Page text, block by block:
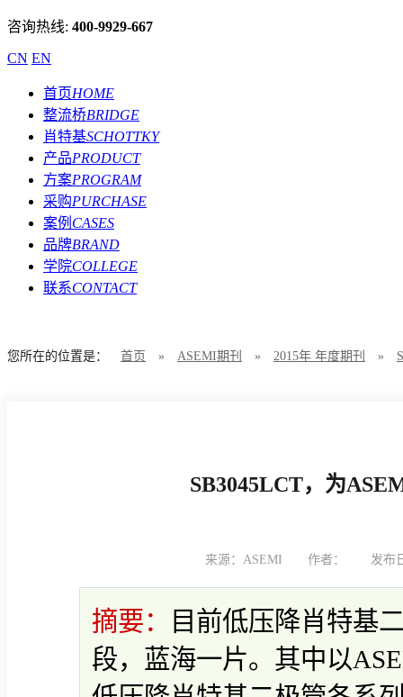
咨询热线: 400-9929-667
CN EN
首页HOME
整流桥BRIDGE
肖特基SCHOTTKY
产品PRODUCT
方案PROGRAM
采购PURCHASE
案例 CASES
品牌BRAND
学院COLLEGE
联系CONTACT
您所在的位置是： 首页 » ASEMI期刊 » 2015年 年度期刊 »
SB3045LCT，为
来源：ASEMI 作者： 发布
摘要：
目前低压降肖特基
段，蓝海一片。其中以